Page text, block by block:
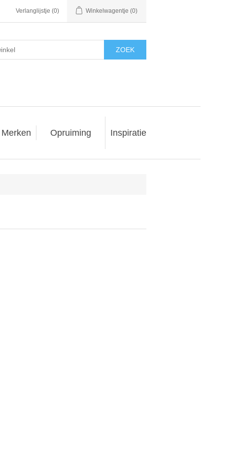
Verlanglijstje (0) Winkelwagentje (0)
ZOEK
Merken Opruiming Inspiratie